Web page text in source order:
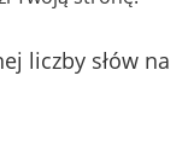
liczby słów na